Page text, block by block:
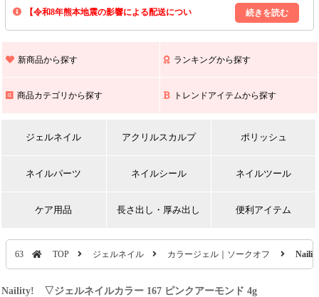
8/13(木)～8/16(日)の間｢出荷業務・お問い合わせ業務｣はお休みいたしま
上記期間中のご注文・お問い合わせは8/17(月)以降の対応となりますので
【令和8年熊本地震の影響による配送につい
また､ 九州全域でお荷物のお届けに遅延が生じております｡
新商品から探す ランキングから探す
商品カテゴリから探す トレンドアイテムから探す
ジェルネイル アクリルスカルプ ポリッシュ
ネイルパーツ ネイルシール ネイルツール
ケア用品 長さ出し・厚み出し 便利アイテム
63 TOP ジェルネイル カラージェル｜ソークオフ
Naility! ▽ジェルネイルカラー 167 ピンクアーモンド 4g